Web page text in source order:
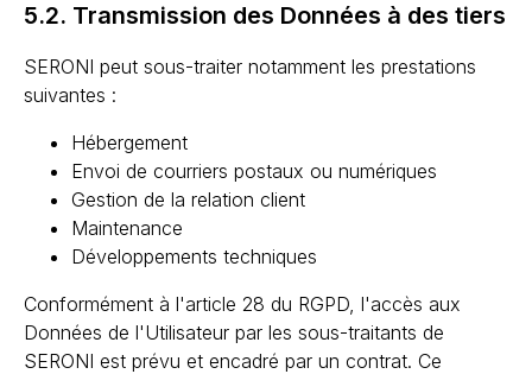
5.2. Transmission des Données à des tiers
SERONI peut sous-traiter notamment les prestations
suivantes :
Hébergement
Envoi de courriers postaux ou numériques
Gestion de la relation client
Maintenance
Développements techniques
Conformément à l'article 28 du RGPD, l'accès aux
Données de l'Utilisateur par les sous-traitants de
SERONI est prévu et encadré par un contrat. Ce